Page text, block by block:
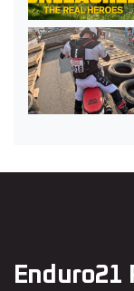
Enduro21